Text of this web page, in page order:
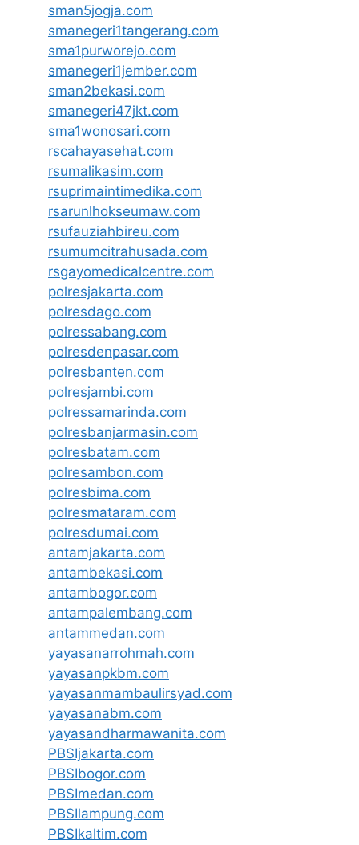
sman5jogja.com
smanegeri1tangerang.com
sma1purworejo.com
smanegeri1jember.com
sman2bekasi.com
smanegeri47jkt.com
sma1wonosari.com
rscahayasehat.com
rsumalikasim.com
rsuprimaintimedika.com
rsarunlhokseumaw.com
rsufauziahbireu.com
rsumumcitrahusada.com
rsgayomedicalcentre.com
polresjakarta.com
polresdago.com
polressabang.com
polresdenpasar.com
polresbanten.com
polresjambi.com
polressamarinda.com
polresbanjarmasin.com
polresbatam.com
polresambon.com
polresbima.com
polresmataram.com
polresdumai.com
antamjakarta.com
antambekasi.com
antambogor.com
antampalembang.com
antammedan.com
yayasanarrohmah.com
yayasanpkbm.com
yayasanmambaulirsyad.com
yayasanabm.com
yayasandharmawanita.com
PBSIjakarta.com
PBSIbogor.com
PBSImedan.com
PBSIlampung.com
PBSIkaltim.com